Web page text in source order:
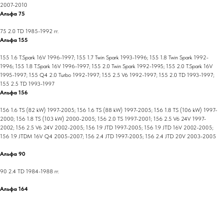
2007-2010
Альфа 75
75 2.0 TD 1985-1992 гг.
Альфа 155
155 1.6 T.Spark 16V 1996-1997; 155 1.7 Twin Spark 1993-1996; 155 1.8 Twin Spark 1992-
1996; 155 1.8 T.Spark 16V 1996-1997; 155 2.0 Twin Spark 1992-1995; 155 2.0 T.Spark 16V
1995-1997; 155 Q4 2.0 Turbo 1992-1997; 155 2.5 V6 1992-1997; 155 2.0 TD 1993-1997;
155 2.5 TD 1993-1997
Альфа 156
156 1.6 TS (82 kW) 1997-2005; 156 1.6 TS (88 kW) 1997-2005; 156 1.8 TS (106 kW) 1997-
2000; 156 1.8 TS (103 kW) 2000-2005; 156 2.0 TS 1997-2001; 156 2.5 V6 24V 1997-
2002; 156 2.5 V6 24V 2002-2005; 156 1.9 JTD 1997-2005; 156 1.9 JTD 16V 2002-2005;
156 1.9 JTDM 16V Q4 2005-2007; 156 2.4 JTD 1997-2005; 156 2.4 JTD 20V 2003-2005
Альфа 90
90 2.4 TD 1984-1988 гг.
Альфа 164